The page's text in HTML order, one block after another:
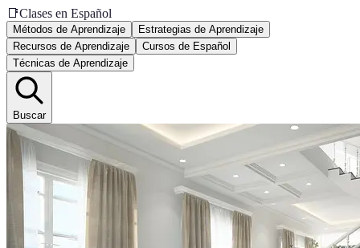
📑Clases en Español
Métodos de Aprendizaje
Estrategias de Aprendizaje
Recursos de Aprendizaje
Cursos de Español
Técnicas de Aprendizaje
Buscar